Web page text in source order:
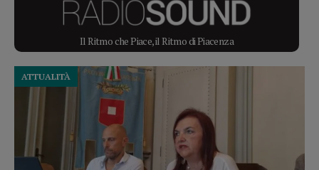
Il Ritmo che Piace, il Ritmo di Piacenza
ATTUALITÀ